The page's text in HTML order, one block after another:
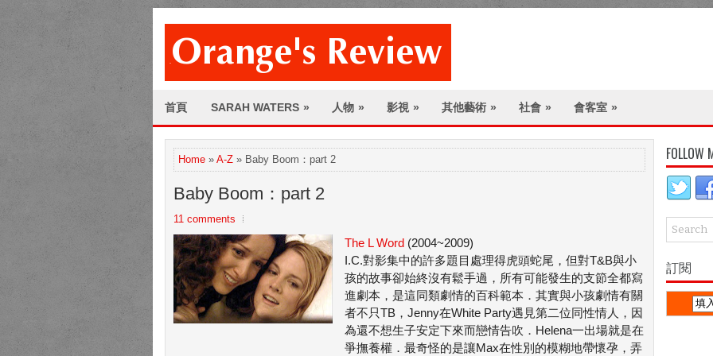
首頁 SARAH WATERS » 人物 » 影視 » 其他藝術 » 社會 » 會客室 »
Home » A-Z » Baby Boom：part 2
Baby Boom：part 2
11 comments
The L Word (2004~2009)
I.C.對影集中的許多題目處理得虎頭蛇尾，但對T&B與小
孩的故事卻始終沒有鬆手過，所有可能發生的支節全都寫
進劇本，是這同類劇情的百科範本．其實與小孩劇情有關
者不只TB，Jenny在White Party遇見第二位同性情人，因
為還不想生子安定下來而戀情告吹．Helena一出場就是在
爭撫養權．最奇怪的是讓Max在性別的模糊地帶懷孕，弄
FOLLOW
訂閱